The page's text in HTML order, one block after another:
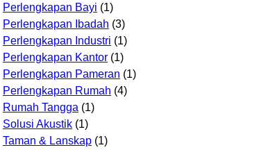
Perlengkapan Bayi (1)
Perlengkapan Ibadah (3)
Perlengkapan Industri (1)
Perlengkapan Kantor (1)
Perlengkapan Pameran (1)
Perlengkapan Rumah (4)
Rumah Tangga (1)
Solusi Akustik (1)
Taman & Lanskap (1)